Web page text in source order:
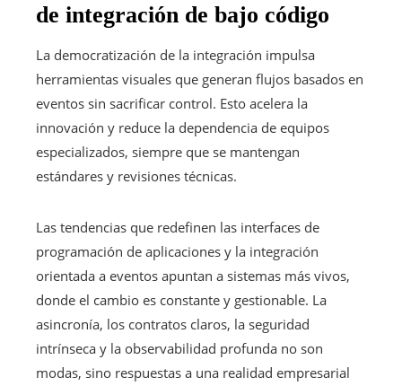
de integración de bajo código
La democratización de la integración impulsa
herramientas visuales que generan flujos basados en
eventos sin sacrificar control. Esto acelera la
innovación y reduce la dependencia de equipos
especializados, siempre que se mantengan
estándares y revisiones técnicas.
Las tendencias que redefinen las interfaces de
programación de aplicaciones y la integración
orientada a eventos apuntan a sistemas más vivos,
donde el cambio es constante y gestionable. La
asincronía, los contratos claros, la seguridad
intrínseca y la observabilidad profunda no son
modas, sino respuestas a una realidad empresarial